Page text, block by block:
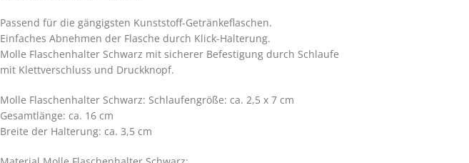
Passend für die gängigsten Kunststoff-Getränkeflaschen.
Einfaches Abnehmen der Flasche durch Klick-Halterung.
Molle Flaschenhalter Schwarz mit sicherer Befestigung durch Schlaufe
mit Klettverschluss und Druckknopf.
Molle Flaschenhalter Schwarz: Schlaufengröße: ca. 2,5 x 7 cm
Gesamtlänge: ca. 16 cm
Breite der Halterung: ca. 3,5 cm